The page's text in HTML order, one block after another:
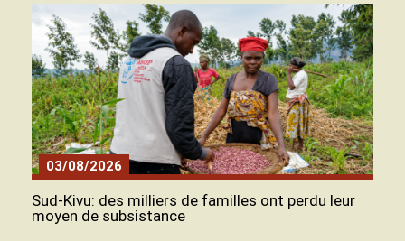
03/08/2026
Sud-Kivu: des milliers de familles ont perdu leur
moyen de subsistance